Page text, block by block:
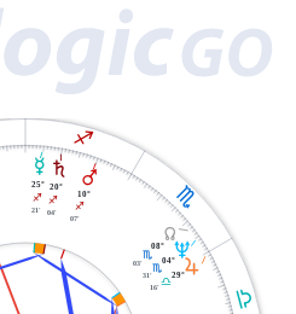
G
H
I
R
29°
G
16'
U
04°
H
31'
Y
08°
H
03'
Q
10°
I
07'
S
20°
I
04'
O
25°
I
21'